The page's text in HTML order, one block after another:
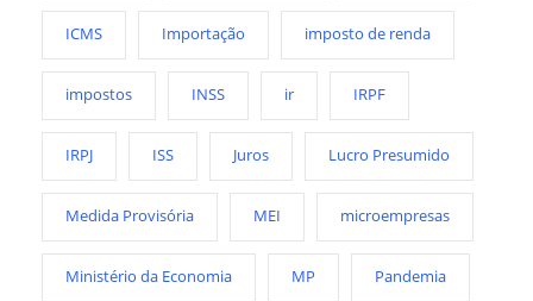
ICMS Importação imposto de renda
impostos INSS ir IRPF
IRPJ ISS Juros Lucro Presumido
Medida Provisória MEI microempresas
Ministério da Economia MP Pandemia